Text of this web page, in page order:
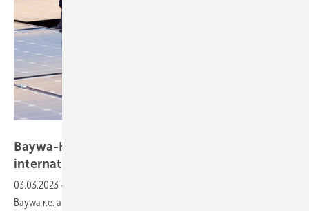
Baywa-Konzern plant Verkauf des
internationalen
03.03.2023 -
Baywa r.e. angesiedelte internationale Solarhandelsgeschäft Solar